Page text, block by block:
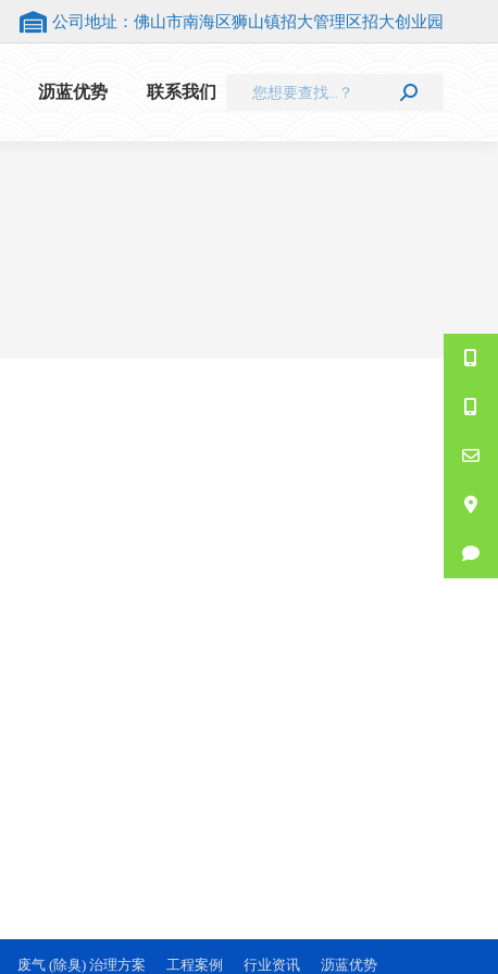
公司地址：佛山市南海区狮山镇招大管理区招大创业园
沥蓝优势 联系我们 Search:
废气 (除臭) 治理方案 工程案例 行业资讯 沥蓝优势